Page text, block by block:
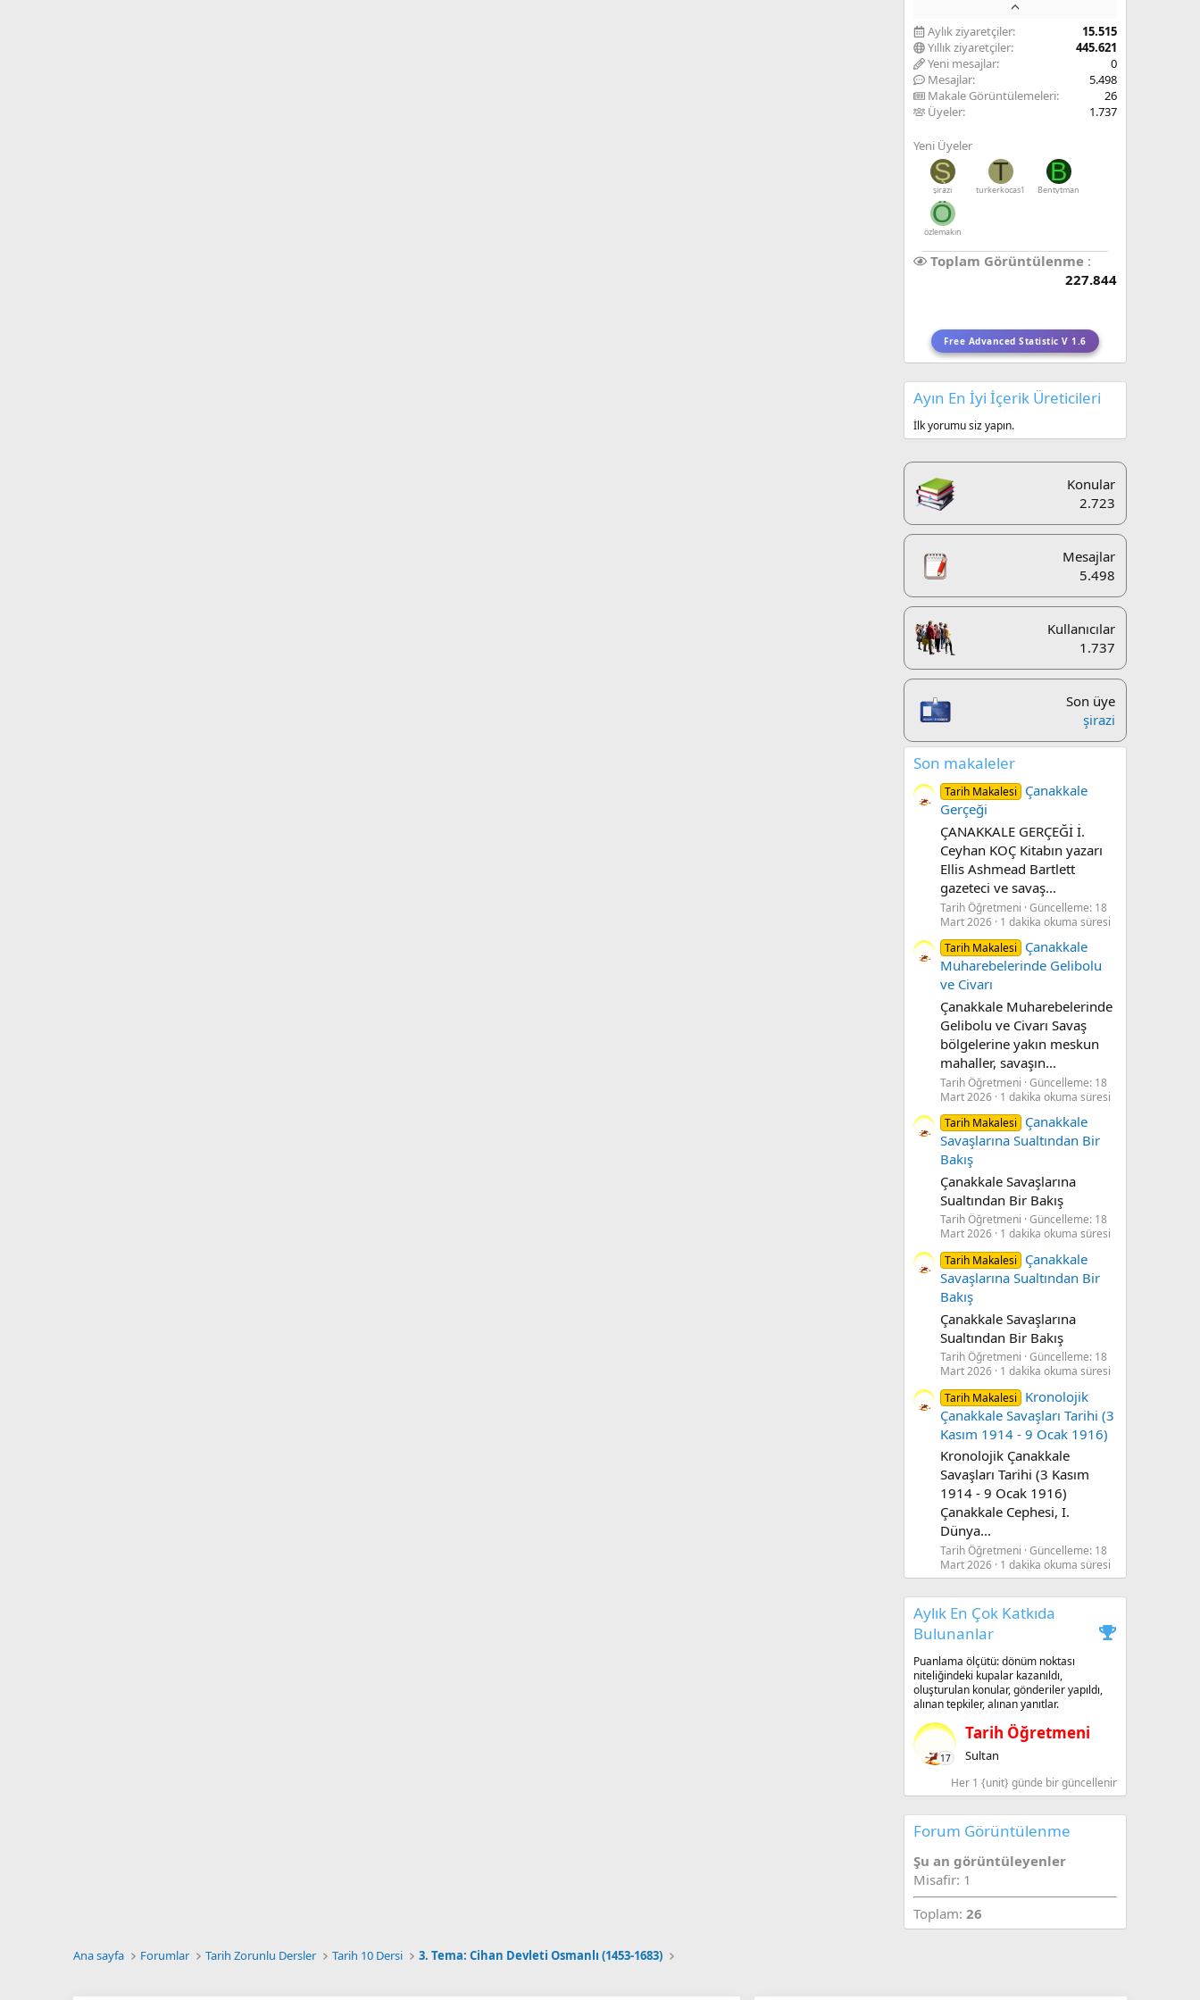
Aylık ziyaretçiler
15.515
Yıllık ziyaretçiler
445.621
Yeni mesajlar
0
Mesajlar
5.498
Makale Görüntülemeleri
26
Üyeler
1.737
Yeni Üyeler
Ş
şirazi
T
turkerkocas1
B
Bentytman
Ö
özlemakın
Toplam Görüntülenme
227.844
Free Advanced Statistic V 1.6
Ayın En İyi İçerik Üreticileri
İlk yorumu siz yapın.
Konular
2.723
Mesajlar
5.498
Kullanıcılar
1.737
Son üye
şirazi
Son makaleler
Tarih Makalesi
Çanakkale
Gerçeği
ÇANAKKALE GERÇEĞİ İ.
Ceyhan KOÇ Kitabın yazarı
Ellis Ashmead Bartlett
gazeteci ve savaş...
Tarih Öğretmeni Güncelleme: 18
Mart 2026 1 dakika okuma süresi
Tarih Makalesi
Çanakkale
Muharebelerinde Gelibolu
ve Civarı
Çanakkale Muharebelerinde
Gelibolu ve Civarı Savaş
bölgelerine yakın meskun
mahaller, savaşın...
Tarih Öğretmeni Güncelleme: 18
Mart 2026 1 dakika okuma süresi
Tarih Makalesi
Çanakkale
Savaşlarına Sualtından Bir
Bakış
Çanakkale Savaşlarına
Sualtından Bir Bakış
Tarih Öğretmeni Güncelleme: 18
Mart 2026 1 dakika okuma süresi
Tarih Makalesi
Çanakkale
Savaşlarına Sualtından Bir
Bakış
Çanakkale Savaşlarına
Sualtından Bir Bakış
Tarih Öğretmeni Güncelleme: 18
Mart 2026 1 dakika okuma süresi
Tarih Makalesi
Kronolojik
Çanakkale Savaşları Tarihi (3
Kasım 1914 - 9 Ocak 1916)
Kronolojik Çanakkale
Savaşları Tarihi (3 Kasım
1914 - 9 Ocak 1916)
Çanakkale Cephesi, I.
Dünya...
Tarih Öğretmeni Güncelleme: 18
Mart 2026 1 dakika okuma süresi
Aylık En Çok Katkıda
Bulunanlar
Puanlama ölçütü: dönüm noktası
niteliğindeki kupalar kazanıldı,
oluşturulan konular, gönderiler yapıldı,
alınan tepkiler, alınan yanıtlar.
17
Tarih Öğretmeni
Sultan
Her 1 {unit} günde bir güncellenir
Forum Görüntülenme
Şu an görüntüleyenler
Misafir: 1
Toplam: 26
Ana sayfa Forumlar Tarih Zorunlu Dersler Tarih 10 Dersi 3. Tema: Cihan Devleti Osmanlı (1453-1683)